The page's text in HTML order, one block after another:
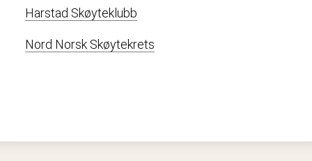
Harstad Skøyteklubb
Nord Norsk Skøytekrets